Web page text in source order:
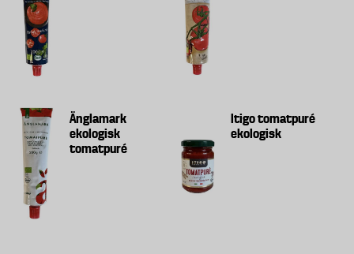
Änglamark
ekologisk
tomatpuré
Itigo tomatpuré
ekologisk